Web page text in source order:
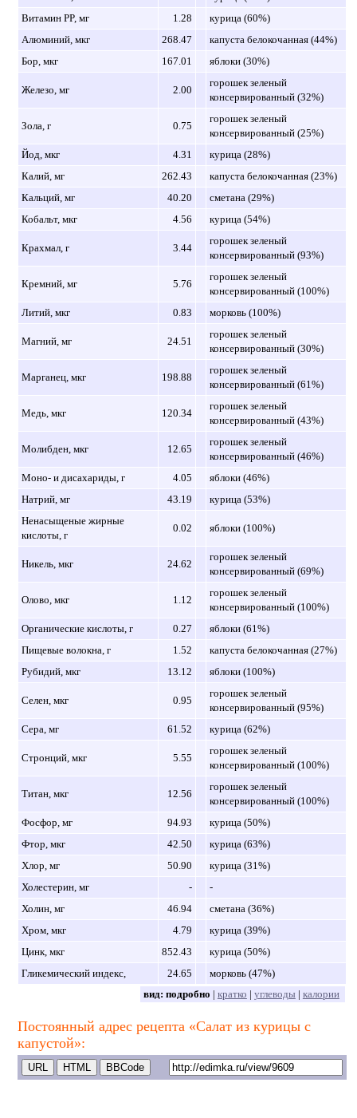
Витамин PP, мг
1.28
курица (60%)
Алюминий, мкг
268.47
капуста белокочанная (44%)
Бор, мкг
167.01 яблоки (30%)
Железо, мг 2.00
горошек зеленый
консервированный (32%)
Зола, г 0.75
горошек зеленый
консервированный (25%)
Йод, мкг
4.31
курица (28%)
Калий, мг
262.43
капуста белокочанная (23%)
Кальций, мг
40.20
сметана (29%)
Кобальт, мкг
4.56 курица (54%)
Крахмал, г 3.44
горошек зеленый
консервированный (93%)
Кремний, мг 5.76
горошек зеленый
консервированный (100%)
Литий, мкг
0.83 морковь (100%)
Магний, мг 24.51
горошек зеленый
консервированный (30%)
Марганец, мкг 198.88
горошек зеленый
консервированный (61%)
Медь, мкг 120.34
горошек зеленый
консервированный (43%)
Молибден, мкг 12.65
горошек зеленый
консервированный (46%)
Моно- и дисахариды, г
4.05
яблоки (46%)
Натрий, мг
43.19
курица (53%)
Ненасыщеные жирные
кислоты, г
0.02 яблоки (100%)
Никель, мкг 24.62
горошек зеленый
консервированный (69%)
Олово, мкг 1.12
горошек зеленый
консервированный (100%)
Органические кислоты, г
0.27
яблоки (61%)
Пищевые волокна, г
1.52
капуста белокочанная (27%)
Рубидий, мкг
13.12 яблоки (100%)
Селен, мкг 0.95
горошек зеленый
консервированный (95%)
Сера, мг
61.52 курица (62%)
Стронций, мкг 5.55
горошек зеленый
консервированный (100%)
Титан, мкг 12.56
горошек зеленый
консервированный (100%)
Фосфор, мг
94.93
курица (50%)
Фтор, мкг
42.50
курица (63%)
Хлор, мг
50.90
курица (31%)
Холестерин, мг
-
-
Холин, мг
46.94
сметана (36%)
Хром, мкг
4.79
курица (39%)
Цинк, мкг
852.43
курица (50%)
Гликемический индекс,
24.65
морковь (47%)
вид: подробно | кратко | углеводы| калории
Постоянный адрес рецепта «Салат из курицы с
капустой»: